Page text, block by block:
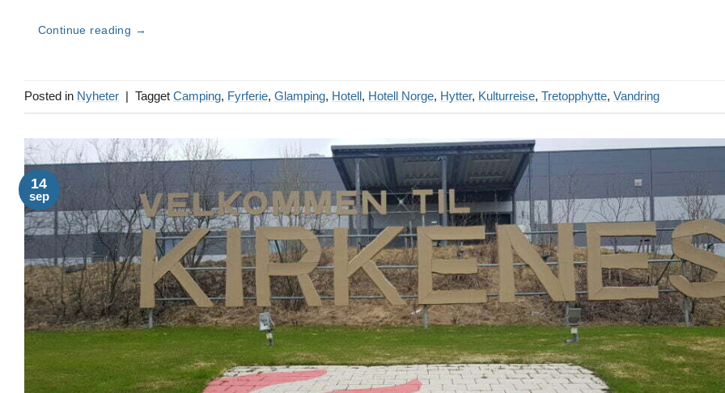
Continue reading →
Posted in Nyheter | Tagget Camping, Fyrferie, Glamping, Hotell, Hotell Norge, Hytter, Kulturreise, Tretopphytte, Vandring
14
sep